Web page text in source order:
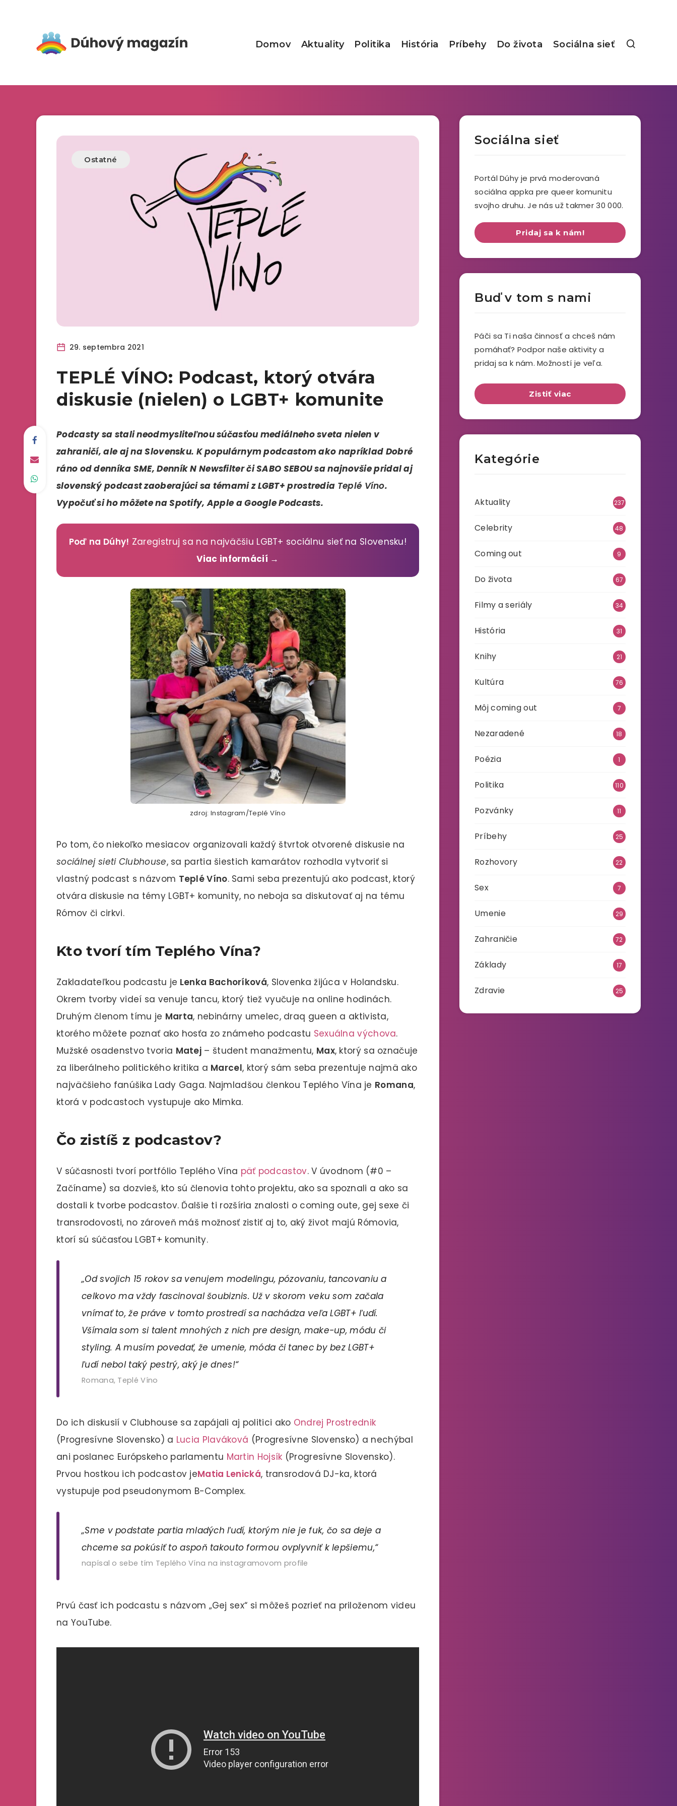
Domov Aktuality Politika História Príbehy Do života Sociálna sieť
Ostatné
29. septembra 2021
TEPLÉ VÍNO: Podcast, ktorý otvára
diskusie (nielen) o LGBT+ komunite
Podcasty sa stali neodmysliteľnou súčasťou mediálneho sveta nielen v
zahraničí, ale aj na Slovensku. K populárnym podcastom ako napríklad Dobré
ráno od denníka SME, Denník N Newsfilter či SABO SEBOU sa najnovšie pridal aj
slovenský podcast zaoberajúci sa témami z LGBT+ prostredia Teplé Víno.
Vypočuť si ho môžete na Spotify, Apple a Google Podcasts.
Poď na Dúhy! Zaregistruj sa na najväčšiu LGBT+ sociálnu sieť na Slovensku!
Viac informácií →
zdroj: Instagram/Teplé Víno
Po tom, čo niekoľko mesiacov organizovali každý štvrtok otvorené diskusie na
sociálnej sieti Clubhouse, sa partia šiestich kamarátov rozhodla vytvoriť si
vlastný podcast s názvom Teplé Víno. Sami seba prezentujú ako podcast, ktorý
otvára diskusie na témy LGBT+ komunity, no neboja sa diskutovať aj na tému
Rómov či cirkvi.
Kto tvorí tím Teplého Vína?
Zakladateľkou podcastu je Lenka Bachoríková, Slovenka žijúca v Holandsku.
Okrem tvorby videí sa venuje tancu, ktorý tiež vyučuje na online hodinách.
Druhým členom tímu je Marta, nebinárny umelec, draq gueen a aktivista,
ktorého môžete poznať ako hosťa zo známeho podcastu Sexuálna výchova.
Mužské osadenstvo tvoria Matej – študent manažmentu, Max, ktorý sa označuje
za liberálneho politického kritika a Marcel, ktorý sám seba prezentuje najmä ako
najväčšieho fanúšika Lady Gaga. Najmladšou členkou Teplého Vína je Romana,
ktorá v podcastoch vystupuje ako Mimka.
Čo zistíš z podcastov?
V súčasnosti tvorí portfólio Teplého Vína päť podcastov. V úvodnom (#0 –
Začíname) sa dozvieš, kto sú členovia tohto projektu, ako sa spoznali a ako sa
dostali k tvorbe podcastov. Ďalšie ti rozšíria znalosti o coming oute, gej sexe či
transrodovosti, no zároveň máš možnosť zistiť aj to, aký život majú Rómovia,
ktorí sú súčasťou LGBT+ komunity.
„Od svojich 15 rokov sa venujem modelingu, pózovaniu, tancovaniu a
celkovo ma vždy fascinoval šoubiznis. Už v skorom veku som začala
vnímať to, že práve v tomto prostredí sa nachádza veľa LGBT+ ľudí.
Všímala som si talent mnohých z nich pre design, make-up, módu či
styling. A musím povedať, že umenie, móda či tanec by bez LGBT+
ľudí nebol taký pestrý, aký je dnes!“
Romana, Teplé Víno
Do ich diskusií v Clubhouse sa zapájali aj politici ako Ondrej Prostrednik
(Progresívne Slovensko) a Lucia Plaváková (Progresívne Slovensko) a nechýbal
ani poslanec Európskeho parlamentu Martin Hojsík (Progresívne Slovensko).
Prvou hostkou ich podcastov jeMatia Lenická, transrodová DJ-ka, ktorá
vystupuje pod pseudonymom B-Complex.
„Sme v podstate partia mladých ľudí, ktorým nie je fuk, čo sa deje a
chceme sa pokúsiť to aspoň takouto formou ovplyvniť k lepšiemu,“
napísal o sebe tím Teplého Vína na instagramovom profile
Prvú časť ich podcastu s názvom „Gej sex“ si môžeš pozrieť na priloženom videu
na YouTube.
Sociálna sieť
Portál Dúhy je prvá moderovaná
sociálna appka pre queer komunitu
svojho druhu. Je nás už takmer 30 000.
Pridaj sa k nám!
Buď v tom s nami
Páči sa Ti naša činnosť a chceš nám
pomáhať? Podpor naše aktivity a
pridaj sa k nám. Možností je veľa.
Zistiť viac
Kategórie
Aktuality 237
Celebrity 48
Coming out 9
Do života 67
Filmy a seriály 34
História 31
Knihy 21
Kultúra 76
Môj coming out 7
Nezaradené 18
Poézia 1
Politika 110
Pozvánky 11
Príbehy 25
Rozhovory 22
Sex 7
Umenie 29
Zahraničie 72
Základy 17
Zdravie 25